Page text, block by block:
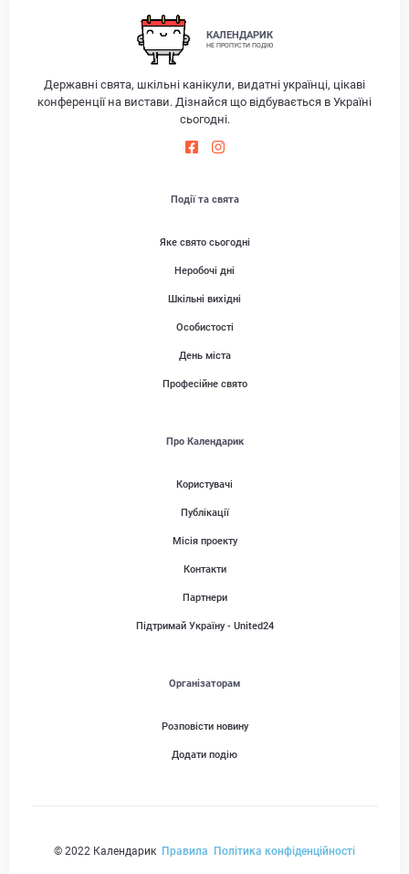
КАЛЕНДАРИК
НЕ ПРОПУСТИ ПОДІЮ
Державні свята, шкільні канікули, видатні українці, цікаві
конференції на вистави. Дізнайся що відбувається в Україні
сьогодні.
Події та свята
Яке свято сьогодні
Неробочі дні
Шкільні вихідні
Особистості
День міста
Професійне свято
Про Календарик
Користувачі
Публікації
Місія проекту
Контакти
Партнери
Підтримай Україну - United24
Організаторам
Розповісти новину
Додати подію
© 2022 Календарик Правила Політика конфіденційності